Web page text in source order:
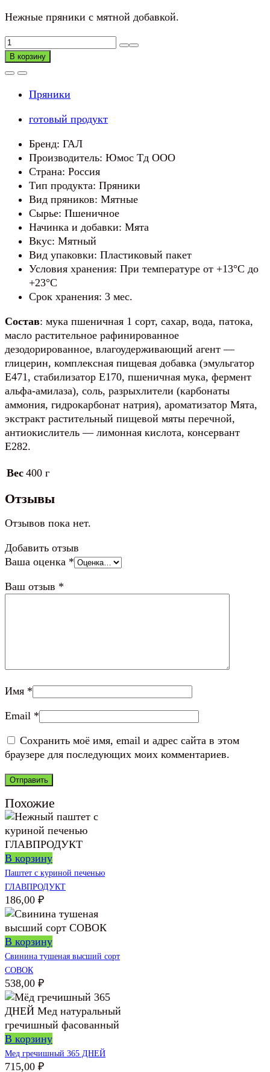
Нежные пряники с мятной добавкой.
Количество
товара
ПРЯНИКИ
МЯТНЫЕ
В корзину
Пряники
готовый продукт
Бренд: ГАЛ
Производитель: Юмос Тд ООО
Страна: Россия
Тип продукта: Пряники
Вид пряников: Мятные
Сырье: Пшеничное
Начинка и добавки: Мята
Вкус: Мятный
Вид упаковки: Пластиковый пакет
Условия хранения: При температуре от +13°C до
+23°C
Срок хранения: 3 мес.
Состав: мука пшеничная 1 сорт, сахар, вода, патока,
масло растительное рафинированное
дезодорированное, влагоудерживающий агент —
глицерин, комплексная пищевая добавка (эмульгатор
Е471, стабилизатор Е170, пшеничная мука, фермент
альфа-амилаза), соль, разрыхлители (карбонаты
аммония, гидрокарбонат натрия), ароматизатор Мята,
экстракт растительный пищевой мяты перечной,
антиокислитель — лимонная кислота, консервант
Е282.
Вес 400 г
Отзывы
Отзывов пока нет.
Добавить отзыв
Ваша оценка *
Ваш отзыв *
Имя *
Email *
Сохранить моё имя, email и адрес сайта в этом
браузере для последующих моих комментариев.
Похожие
В корзину
Паштет с куриной печенью
ГЛАВПРОДУКТ
186,00 ₽
В корзину
Свинина тушеная высший сорт
СОВОК
538,00 ₽
В корзину
Мед гречишный 365 ДНЕЙ
715,00 ₽